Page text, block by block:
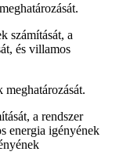
számítását, a
és villamos
a rendszer
energia igényének